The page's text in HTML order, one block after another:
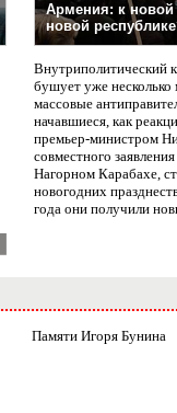
Армения: к новой
новой
Внутриполитический
бушует уже несколько
массовые
начавшиеся, как
премьер-министром
совместного
Нагорном Карабахе,
новогодних
года они получили
Памяти Игоря Бунина